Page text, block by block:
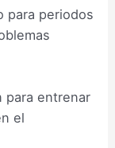
para periodos
para entrenar
el